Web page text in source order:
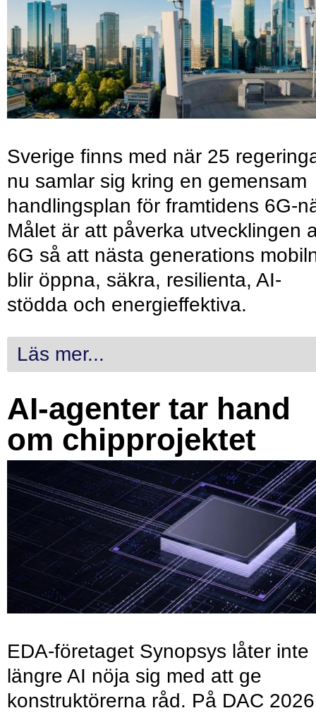
Sverige finns med när 25
nu samlar sig kring en gemensam
handlingsplan för framtidens 6G-
Målet är att påverka utvecklingen
6G så att nästa generations
blir öppna, säkra, resilienta, AI-
stödda och energieffektiva.
Läs mer...
AI-agenter tar hand
om chipprojektet
EDA-företaget Synopsys låter inte
längre AI nöja sig med att ge
konstruktörerna råd. På DAC 2026